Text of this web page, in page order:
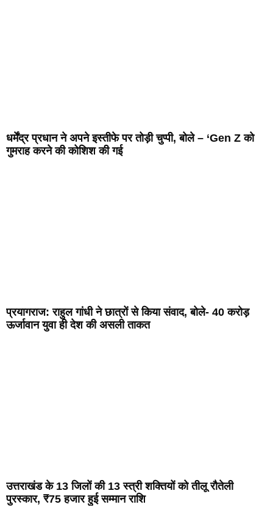
धर्मेंद्र प्रधान ने अपने इस्तीफे पर तोड़ी चुप्पी, बोले – ‘Gen Z को
गुमराह करने की कोशिश की गई
प्रयागराज: राहुल गांधी ने छात्रों से किया संवाद, बोले- 40 करोड़
ऊर्जावान युवा ही देश की असली ताकत
उत्तराखंड के 13 जिलों की 13 स्त्री शक्तियों को तीलू रौतेली
पुरस्कार, ₹75 हजार हुई सम्मान राशि